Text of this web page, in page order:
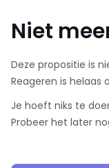
Niet
Deze propositie is
Reageren is helaas
Je hoeft niks te
Probeer het later